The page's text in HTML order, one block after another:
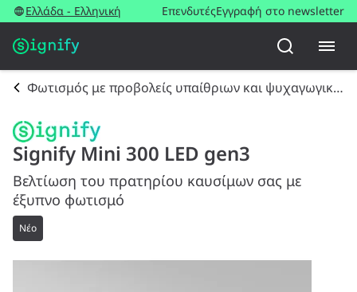
Ελλάδα - Ελληνική ΕπενδυτέςΕγγραφή στο newsletter
Φωτισμός με προβολείς υπαίθριων και ψυχαγωγικών χώρων
Signify Mini 300 LED gen3
Βελτίωση του πρατηρίου καυσίμων σας με
έξυπνο φωτισμό
Νέο